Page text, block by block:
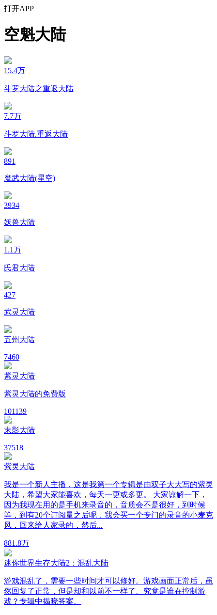
打开APP
空魁大陆
15.4万
斗罗大陆之重返大陆
7.7万
斗罗大陆.重返大陆
891
魔武大陆(星空)
3934
妖兽大陆
1.1万
氏君大陆
427
武灵大陆
五州大陆
7460
紫灵大陆
紫灵大陆的免费版
101139
末影大陆
37518
紫灵大陆
我是一个新人主播，这是我第一个专辑是由双子大大写的紫灵
大陆，希望大家能喜欢，每天一更或多更。 大家谅解一下，
因为我现在用的是手机来录音的，音质会不是很好，到时候
等，到有20个订阅量之后呢，我会买一个专门的录音的小麦克
风，回来给人家录的，然后...
881.8万
迷你世界生存大陆2：混乱大陆
游戏混乱了，需要一些时间才可以修好。游戏画面正常后，虽
然回复了正常，但是却和以前不一样了。究竟是谁在控制游
戏？专辑中揭晓答案。